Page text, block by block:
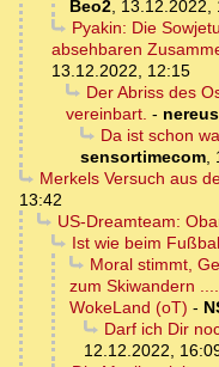
Beo2, 13.12.2022,
Pyakin: Die
absehbaren
13.12.2022, 12:15
Der Abriss des
vereinbart. - nereus
Da ist schon
sensortimecom,
Merkels Versuch aus
13:42
US-Dreamteam:
Ist wie beim
Moral stimmt,
zum Skiwandern
WokeLand (oT) -
Darf ich Dir
12.12.2022,